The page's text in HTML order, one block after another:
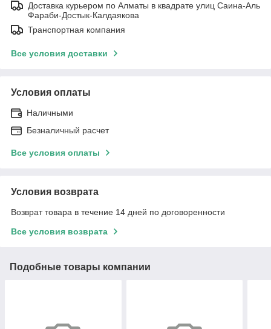
Доставка курьером по Алматы в квадрате улиц Саина-Аль
Фараби-Достык-Калдаякова
Транспортная компания
Все условия доставки
Условия оплаты
Наличными
Безналичный расчет
Все условия оплаты
Условия возврата
Возврат товара в течение 14 дней по договоренности
Все условия возврата
Подобные товары компании